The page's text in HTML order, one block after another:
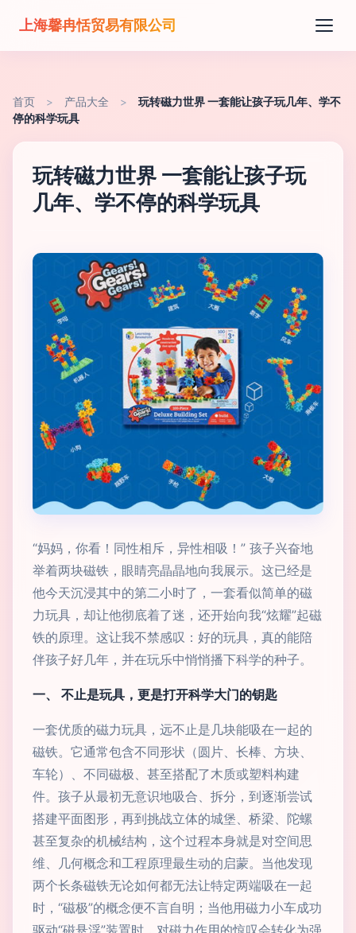
上海馨冉恬贸易有限公司
首页 > 产品大全 >
玩转磁力世界 一套能让孩子玩几年、学不
停的科学玩具
玩转磁力世界 一套能让孩子玩
几年、学不停的科学玩具
“妈妈，你看！同性相斥，异性相吸！” 孩子兴奋地
举着两块磁铁，眼睛亮晶晶地向我展示。这已经是
他今天沉浸其中的第二小时了，一套看似简单的磁
力玩具，却让他彻底着了迷，还开始向我“炫耀”起磁
铁的原理。这让我不禁感叹：好的玩具，真的能陪
伴孩子好几年，并在玩乐中悄悄播下科学的种子。
一、 不止是玩具，更是打开科学大门的钥匙
一套优质的磁力玩具，远不止是几块能吸在一起的
磁铁。它通常包含不同形状（圆片、长棒、方块、
车轮）、不同磁极、甚至搭配了木质或塑料构建
件。孩子从最初无意识地吸合、拆分，到逐渐尝试
搭建平面图形，再到挑战立体的城堡、桥梁、陀螺
甚至复杂的机械结构，这个过程本身就是对空间思
维、几何概念和工程原理最生动的启蒙。当他发现
两个长条磁铁无论如何都无法让特定两端吸在一起
时，“磁极”的概念便不言自明；当他用磁力小车成功
驱动“磁悬浮”装置时，对磁力作用的惊叹会转化为强